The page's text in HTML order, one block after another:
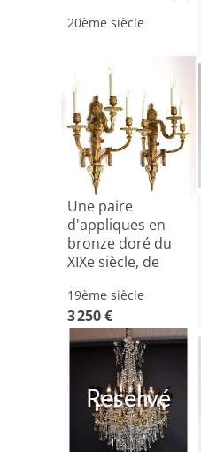
20ème siècle
Une paire
d'appliques en
bronze doré du
XIXe siècle, de
19ème siècle
3 250 €
Reservé